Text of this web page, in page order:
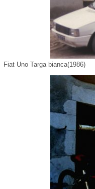
Fiat Uno Targa bianca(1986)